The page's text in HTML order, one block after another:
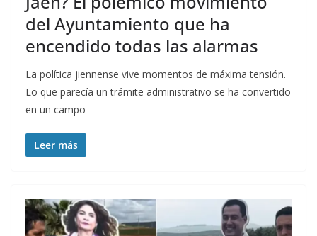
del Ayuntamiento que ha
encendido todas las alarmas
La política jiennense vive momentos de máxima tensión.
Lo que parecía un trámite administrativo se ha convertido
en un campo
Leer más